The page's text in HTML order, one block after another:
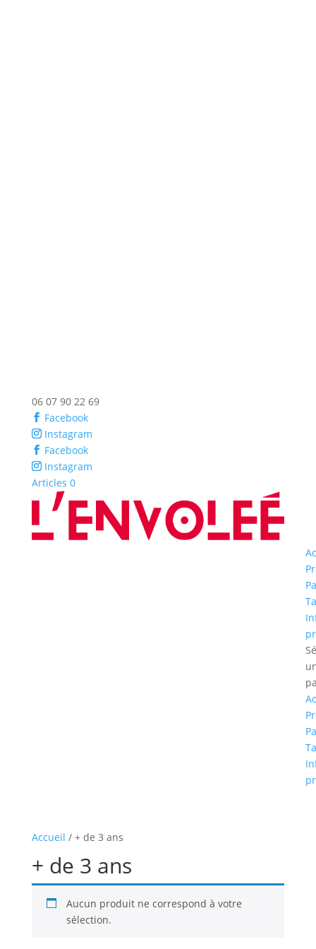
06 07 90 22 69
Facebook
Instagram
Facebook
Instagram
Articles 0
Accueil / + de 3 ans
+ de 3 ans
Aucun produit ne correspond à votre
sélection.